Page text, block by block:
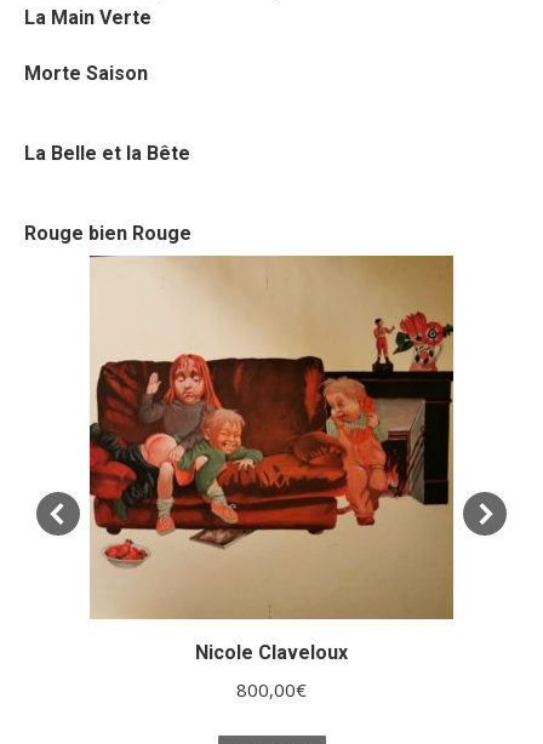
La Main Verte
Morte Saison
La Belle et la Bête
Rouge bien Rouge
Nicole Claveloux
800,00€